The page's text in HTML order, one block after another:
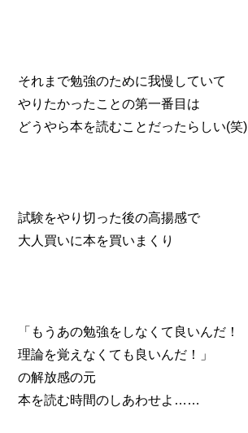
それまで勉強のために我慢していて
やりたかったことの第一番目は
どうやら本を読むことだったらしい(笑)
試験をやり切った後の高揚感で
大人買いに本を買いまくり
「もうあの勉強をしなくて良いんだ！
理論を覚えなくても良いんだ！」
の解放感の元
本を読む時間のしあわせよ……